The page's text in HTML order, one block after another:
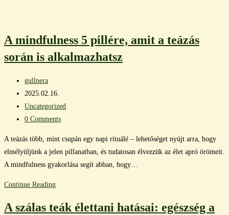
A mindfulness 5 pillére, amit a teázás
során is alkalmazhatsz
Post
author:
gullnera
Post
published:
2025.02.16.
Post
category:
Uncategorized
Post
0 Comments
A teázás több, mint csupán egy napi rituálé – lehetőséget nyújt arra, hogy
elmélyüljünk a jelen pillanatban, és tudatosan élvezzük az élet apró örömeit.
A mindfulness gyakorlása segít abban, hogy…
Continue ReadingA
5
A szálas teák élettani hatásai: egészség a